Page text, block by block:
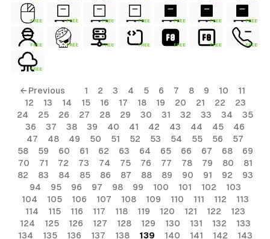
FREE FREE FREE FREE FREE FREE FREE
FREE FREE FREE FREE FREE FREE FREE
FREE
← Previous 1 2 3 4 5 6 7 8 9 10
11
12
13 14 15 16 17 18 19 20 21 22
23
24
25 26 27 28 29 30 31 32 33 34
35
36
37 38 39 40 41 42 43 44 45
46
47
48 49 50 51 52 53 54 55 56
57
58
59 60 61 62 63 64 65 66 67 68
69
70
71 72 73 74 75 76 77 78 79 80
81
82
83 84 85 86 87 88 89 90 91 92
93
94
95 96 97 98 99 100 101 102
103
104
105 106 107 108 109 110 111 112
113
114
115 116 117 118 119 120 121 122
123
124
125 126 127 128 129 130 131 132
133
134
135 136 137 138 139 140 141 142 143